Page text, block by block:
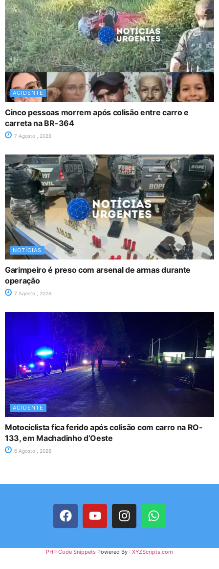
ACIDENTE
Cinco pessoas morrem após colisão entre carro e
carreta na BR-364
7 Agosto , 2026
NOTÍCIAS
Garimpeiro é preso com arsenal de armas durante
operação
7 Agosto , 2026
ACIDENTE
Motociclista fica ferido após colisão com carro na RO-
133, em Machadinho d’Oeste
6 Agosto , 2026
PHP Code Snippets Powered By : XYZScripts.com